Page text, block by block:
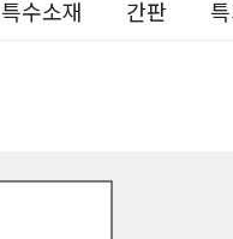
특수소재 간판